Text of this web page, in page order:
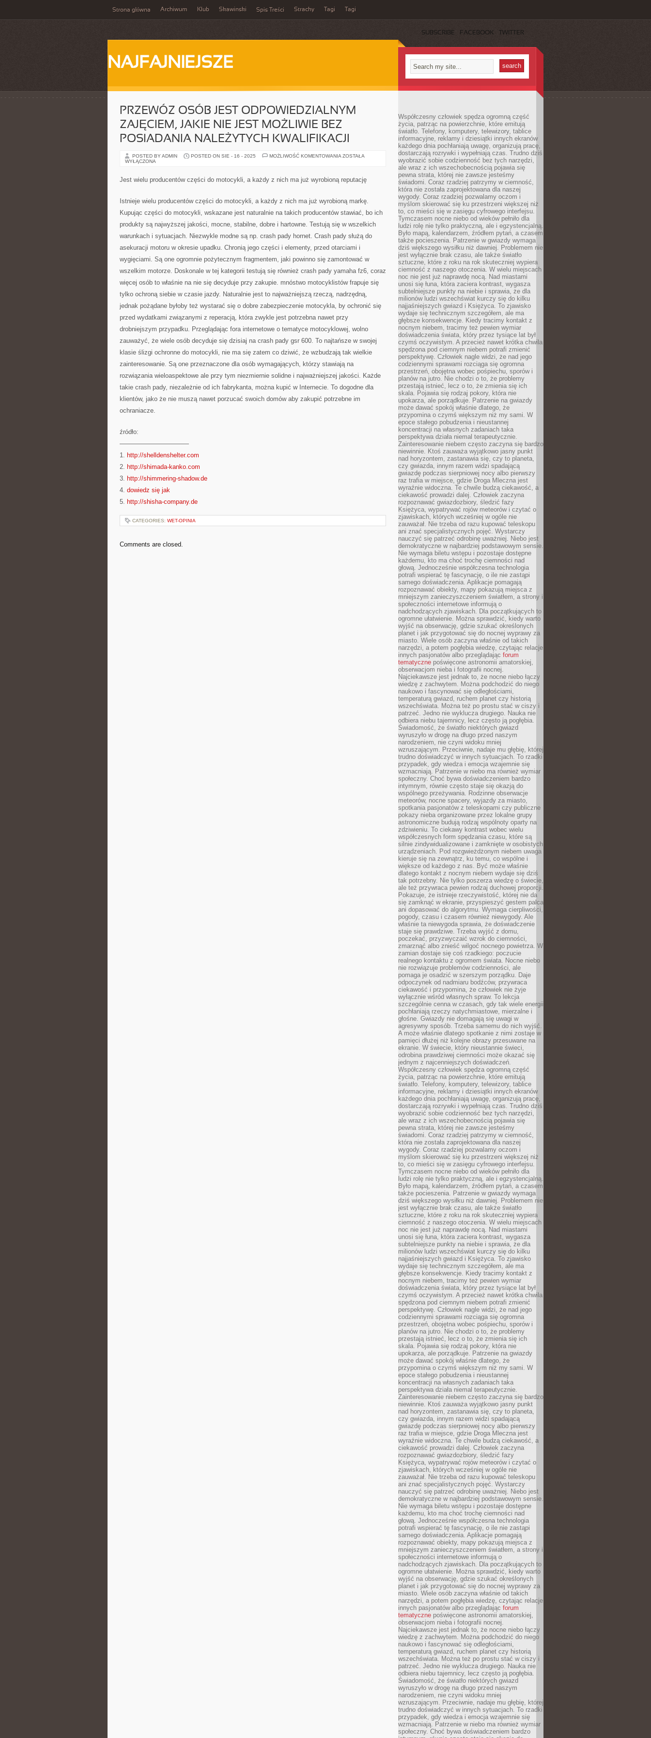
Strona główna Archiwum Klub Skawinski Spis Treści Strachy Tagi Tagi
SUBSCRIBE FACEBOOK TWITTER
NAJFAJNIEJSZE
PRZEWÓZ OSÓB JEST ODPOWIEDZIALNYM
ZAJĘCIEM, JAKIE NIE JEST MOŻLIWIE BEZ
POSIADANIA NALEŻYTYCH KWALIFIKACJI
POSTED BY ADMIN POSTED ON SIE - 16 - 2025 MOŻLIWOŚĆ KOMENTOWANIA PRZEWÓZ
ZAJĘCIEM,
JAKIE
MOŻLIWIE
BEZ
NALEŻYTYCH
ZOSTAŁA
WYŁĄCZONA
Jest wielu producentów części do motocykli, a każdy z nich ma już wyrobioną reputację
Istnieje wielu producentów części do motocykli, a każdy z nich ma już wyrobioną markę.
Kupując części do motocykli, wskazane jest naturalnie na takich producentów stawiać, bo ich
produkty są najwyższej jakości, mocne, stabilne, dobre i hartowne. Testują się w wszelkich
warunkach i sytuacjach. Niezwykle modne są np. crash pady hornet. Crash pady służą do
asekuracji motoru w okresie upadku. Chronią jego części i elementy, przed otarciami i
wygięciami. Są one ogromnie pożytecznym fragmentem, jaki powinno się zamontować w
wszelkim motorze. Doskonale w tej kategorii testują się również crash pady yamaha fz6, coraz
więcej osób to właśnie na nie się decyduje przy zakupie. mnóstwo motocyklistów frapuje się
tylko ochroną siebie w czasie jazdy. Naturalnie jest to najważniejszą rzeczą, nadrzędną,
jednak pożądane byłoby też wystarać się o dobre zabezpieczenie motocykla, by ochronić się
przed wydatkami związanymi z reperacją, która zwykle jest potrzebna nawet przy
drobniejszym przypadku. Przeglądając fora internetowe o tematyce motocyklowej, wolno
zauważyć, że wiele osób decyduje się dzisiaj na crash pady gsr 600. To najtańsze w swojej
klasie ślizgi ochronne do motocykli, nie ma się zatem co dziwić, że wzbudzają tak wielkie
zainteresowanie. Są one przeznaczone dla osób wymagających, którzy stawiają na
rozwiązania wieloaspektowe ale przy tym niezmiernie solidne i najważniejszej jakości. Każde
takie crash pady, niezależnie od ich fabrykanta, można kupić w Internecie. To dogodne dla
klientów, jako że nie muszą nawet porzucać swoich domów aby zakupić potrzebne im
ochraniacze.
źródło:
———————————
1. http://shelldenshelter.com
2. http://shimada-kanko.com
3. http://shimmering-shadow.de
4. dowiedz się jak
5. http://shisha-company.de
CATEGORIES: WET-OPINIA
Comments are closed.
Współczesny człowiek spędza ogromną część
życia, patrząc na powierzchnie, które emitują
światło. Telefony, komputery, telewizory, tablice
informacyjne, reklamy i dziesiątki innych ekranów
każdego dnia pochłaniają uwagę, organizują pracę,
dostarczają rozrywki i wypełniają czas. Trudno dziś
wyobrazić sobie codzienność bez tych narzędzi,
ale wraz z ich wszechobecnością pojawia się
pewna strata, której nie zawsze jesteśmy
świadomi. Coraz rzadziej patrzymy w ciemność,
która nie została zaprojektowana dla naszej
wygody. Coraz rzadziej pozwalamy oczom i
myślom skierować się ku przestrzeni większej niż
to, co mieści się w zasięgu cyfrowego interfejsu.
Tymczasem nocne niebo od wieków pełniło dla
ludzi rolę nie tylko praktyczną, ale i egzystencjalną.
Było mapą, kalendarzem, źródłem pytań, a czasem
także pocieszenia. Patrzenie w gwiazdy wymaga
dziś większego wysiłku niż dawniej. Problemem nie
jest wyłącznie brak czasu, ale także światło
sztuczne, które z roku na rok skuteczniej wypiera
ciemność z naszego otoczenia. W wielu miejscach
noc nie jest już naprawdę nocą. Nad miastami
unosi się łuna, która zaciera kontrast, wygasza
subtelniejsze punkty na niebie i sprawia, że dla
milionów ludzi wszechświat kurczy się do kilku
najjaśniejszych gwiazd i Księżyca. To zjawisko
wydaje się technicznym szczegółem, ale ma
głębsze konsekwencje. Kiedy tracimy kontakt z
nocnym niebem, tracimy też pewien wymiar
doświadczenia świata, który przez tysiące lat był
czymś oczywistym. A przecież nawet krótka chwila
spędzona pod ciemnym niebem potrafi zmienić
perspektywę. Człowiek nagle widzi, że nad jego
codziennymi sprawami rozciąga się ogromna
przestrzeń, obojętna wobec pośpiechu, sporów i
planów na jutro. Nie chodzi o to, że problemy
przestają istnieć, lecz o to, że zmienia się ich
skala. Pojawia się rodzaj pokory, która nie
upokarza, ale porządkuje. Patrzenie na gwiazdy
może dawać spokój właśnie dlatego, że
przypomina o czymś większym niż my sami. W
epoce stałego pobudzenia i nieustannej
koncentracji na własnych zadaniach taka
perspektywa działa niemal terapeutycznie.
Zainteresowanie niebem często zaczyna się bardzo
niewinnie. Ktoś zauważa wyjątkowo jasny punkt
nad horyzontem, zastanawia się, czy to planeta,
czy gwiazda, innym razem widzi spadającą
gwiazdę podczas sierpniowej nocy albo pierwszy
raz trafia w miejsce, gdzie Droga Mleczna jest
wyraźnie widoczna. Te chwile budzą ciekawość, a
ciekawość prowadzi dalej. Człowiek zaczyna
rozpoznawać gwiazdozbiory, śledzić fazy
Księżyca, wypatrywać rojów meteorów i czytać o
zjawiskach, których wcześniej w ogóle nie
zauważał. Nie trzeba od razu kupować teleskopu
ani znać specjalistycznych pojęć. Wystarczy
nauczyć się patrzeć odrobinę uważniej. Niebo jest
demokratyczne w najbardziej podstawowym sensie.
Nie wymaga biletu wstępu i pozostaje dostępne
każdemu, kto ma choć trochę ciemności nad
głową. Jednocześnie współczesna technologia
potrafi wspierać tę fascynację, o ile nie zastąpi
samego doświadczenia. Aplikacje pomagają
rozpoznawać obiekty, mapy pokazują miejsca z
mniejszym zanieczyszczeniem światłem, a strony i
społeczności internetowe informują o
nadchodzących zjawiskach. Dla początkujących to
ogromne ułatwienie. Można sprawdzić, kiedy warto
wyjść na obserwację, gdzie szukać określonych
planet i jak przygotować się do nocnej wyprawy za
miasto. Wiele osób zaczyna właśnie od takich
narzędzi, a potem pogłębia wiedzę, czytając relacje
innych pasjonatów albo przeglądając forum
tematyczne poświęcone astronomii amatorskiej,
obserwacjom nieba i fotografii nocnej.
Najciekawsze jest jednak to, że nocne niebo łączy
wiedzę z zachwytem. Można podchodzić do niego
naukowo i fascynować się odległościami,
temperaturą gwiazd, ruchem planet czy historią
wszechświata. Można też po prostu stać w ciszy i
patrzeć. Jedno nie wyklucza drugiego. Nauka nie
odbiera niebu tajemnicy, lecz często ją pogłębia.
Świadomość, że światło niektórych gwiazd
wyruszyło w drogę na długo przed naszym
narodzeniem, nie czyni widoku mniej
wzruszającym. Przeciwnie, nadaje mu głębię, której
trudno doświadczyć w innych sytuacjach. To rzadki
przypadek, gdy wiedza i emocja wzajemnie się
wzmacniają. Patrzenie w niebo ma również wymiar
społeczny. Choć bywa doświadczeniem bardzo
intymnym, równie często staje się okazją do
wspólnego przeżywania. Rodzinne obserwacje
meteorów, nocne spacery, wyjazdy za miasto,
spotkania pasjonatów z teleskopami czy publiczne
pokazy nieba organizowane przez lokalne grupy
astronomiczne budują rodzaj wspólnoty oparty na
zdziwieniu. To ciekawy kontrast wobec wielu
współczesnych form spędzania czasu, które są
silnie zindywidualizowane i zamknięte w osobistych
urządzeniach. Pod rozgwieżdżonym niebem uwaga
kieruje się na zewnątrz, ku temu, co wspólne i
większe od każdego z nas. Być może właśnie
dlatego kontakt z nocnym niebem wydaje się dziś
tak potrzebny. Nie tylko poszerza wiedzę o świecie,
ale też przywraca pewien rodzaj duchowej proporcji.
Pokazuje, że istnieje rzeczywistość, której nie da
się zamknąć w ekranie, przyspieszyć gestem palca
ani dopasować do algorytmu. Wymaga cierpliwości,
pogody, czasu i czasem również niewygody. Ale
właśnie ta niewygoda sprawia, że doświadczenie
staje się prawdziwe. Trzeba wyjść z domu,
poczekać, przyzwyczaić wzrok do ciemności,
zmarznąć albo znieść wilgoć nocnego powietrza. W
zamian dostaje się coś rzadkiego: poczucie
realnego kontaktu z ogromem świata. Nocne niebo
nie rozwiązuje problemów codzienności, ale
pomaga je osadzić w szerszym porządku. Daje
odpoczynek od nadmiaru bodźców, przywraca
ciekawość i przypomina, że człowiek nie żyje
wyłącznie wśród własnych spraw. To lekcja
szczególnie cenna w czasach, gdy tak wiele energii
pochłaniają rzeczy natychmiastowe, mierzalne i
głośne. Gwiazdy nie domagają się uwagi w
agresywny sposób. Trzeba samemu do nich wyjść.
A może właśnie dlatego spotkanie z nimi zostaje w
pamięci dłużej niż kolejne obrazy przesuwane na
ekranie. W świecie, który nieustannie świeci,
odrobina prawdziwej ciemności może okazać się
jednym z najcenniejszych doświadczeń.
Współczesny człowiek spędza ogromną część
życia, patrząc na powierzchnie, które emitują
światło. Telefony, komputery, telewizory, tablice
informacyjne, reklamy i dziesiątki innych ekranów
każdego dnia pochłaniają uwagę, organizują pracę,
dostarczają rozrywki i wypełniają czas. Trudno dziś
wyobrazić sobie codzienność bez tych narzędzi,
ale wraz z ich wszechobecnością pojawia się
pewna strata, której nie zawsze jesteśmy
świadomi. Coraz rzadziej patrzymy w ciemność,
która nie została zaprojektowana dla naszej
wygody. Coraz rzadziej pozwalamy oczom i
myślom skierować się ku przestrzeni większej niż
to, co mieści się w zasięgu cyfrowego interfejsu.
Tymczasem nocne niebo od wieków pełniło dla
ludzi rolę nie tylko praktyczną, ale i egzystencjalną.
Było mapą, kalendarzem, źródłem pytań, a czasem
także pocieszenia. Patrzenie w gwiazdy wymaga
dziś większego wysiłku niż dawniej. Problemem nie
jest wyłącznie brak czasu, ale także światło
sztuczne, które z roku na rok skuteczniej wypiera
ciemność z naszego otoczenia. W wielu miejscach
noc nie jest już naprawdę nocą. Nad miastami
unosi się łuna, która zaciera kontrast, wygasza
subtelniejsze punkty na niebie i sprawia, że dla
milionów ludzi wszechświat kurczy się do kilku
najjaśniejszych gwiazd i Księżyca. To zjawisko
wydaje się technicznym szczegółem, ale ma
głębsze konsekwencje. Kiedy tracimy kontakt z
nocnym niebem, tracimy też pewien wymiar
doświadczenia świata, który przez tysiące lat był
czymś oczywistym. A przecież nawet krótka chwila
spędzona pod ciemnym niebem potrafi zmienić
perspektywę. Człowiek nagle widzi, że nad jego
codziennymi sprawami rozciąga się ogromna
przestrzeń, obojętna wobec pośpiechu, sporów i
planów na jutro. Nie chodzi o to, że problemy
przestają istnieć, lecz o to, że zmienia się ich
skala. Pojawia się rodzaj pokory, która nie
upokarza, ale porządkuje. Patrzenie na gwiazdy
może dawać spokój właśnie dlatego, że
przypomina o czymś większym niż my sami. W
epoce stałego pobudzenia i nieustannej
koncentracji na własnych zadaniach taka
perspektywa działa niemal terapeutycznie.
Zainteresowanie niebem często zaczyna się bardzo
niewinnie. Ktoś zauważa wyjątkowo jasny punkt
nad horyzontem, zastanawia się, czy to planeta,
czy gwiazda, innym razem widzi spadającą
gwiazdę podczas sierpniowej nocy albo pierwszy
raz trafia w miejsce, gdzie Droga Mleczna jest
wyraźnie widoczna. Te chwile budzą ciekawość, a
ciekawość prowadzi dalej. Człowiek zaczyna
rozpoznawać gwiazdozbiory, śledzić fazy
Księżyca, wypatrywać rojów meteorów i czytać o
zjawiskach, których wcześniej w ogóle nie
zauważał. Nie trzeba od razu kupować teleskopu
ani znać specjalistycznych pojęć. Wystarczy
nauczyć się patrzeć odrobinę uważniej. Niebo jest
demokratyczne w najbardziej podstawowym sensie.
Nie wymaga biletu wstępu i pozostaje dostępne
każdemu, kto ma choć trochę ciemności nad
głową. Jednocześnie współczesna technologia
potrafi wspierać tę fascynację, o ile nie zastąpi
samego doświadczenia. Aplikacje pomagają
rozpoznawać obiekty, mapy pokazują miejsca z
mniejszym zanieczyszczeniem światłem, a strony i
społeczności internetowe informują o
nadchodzących zjawiskach. Dla początkujących to
ogromne ułatwienie. Można sprawdzić, kiedy warto
wyjść na obserwację, gdzie szukać określonych
planet i jak przygotować się do nocnej wyprawy za
miasto. Wiele osób zaczyna właśnie od takich
narzędzi, a potem pogłębia wiedzę, czytając relacje
innych pasjonatów albo przeglądając forum
tematyczne poświęcone astronomii amatorskiej,
obserwacjom nieba i fotografii nocnej.
Najciekawsze jest jednak to, że nocne niebo łączy
wiedzę z zachwytem. Można podchodzić do niego
naukowo i fascynować się odległościami,
temperaturą gwiazd, ruchem planet czy historią
wszechświata. Można też po prostu stać w ciszy i
patrzeć. Jedno nie wyklucza drugiego. Nauka nie
odbiera niebu tajemnicy, lecz często ją pogłębia.
Świadomość, że światło niektórych gwiazd
wyruszyło w drogę na długo przed naszym
narodzeniem, nie czyni widoku mniej
wzruszającym. Przeciwnie, nadaje mu głębię, której
trudno doświadczyć w innych sytuacjach. To rzadki
przypadek, gdy wiedza i emocja wzajemnie się
wzmacniają. Patrzenie w niebo ma również wymiar
społeczny. Choć bywa doświadczeniem bardzo